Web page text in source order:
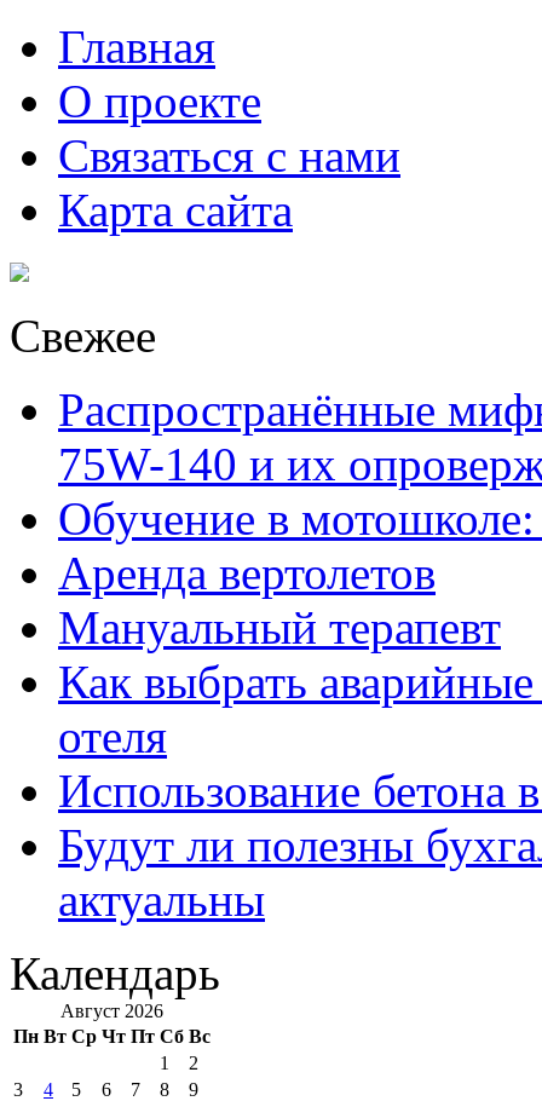
Главная
О проекте
Связаться с нами
Карта сайта
Свежее
Распространённые
75W-140 и их
Обучение в
Аренда вертолетов
Мануальный терапевт
Как выбрать
отеля
Использование бетона
Будут ли полезны
актуальны
Календарь
Август 2026
Пн Вт Ср Чт Пт Сб Вс
1
2
3
4 5 6 7 8
9